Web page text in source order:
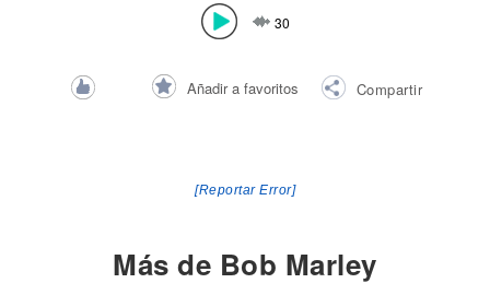
30
Añadir a favoritos Compartir
[Reportar Error]
Más de Bob Marley